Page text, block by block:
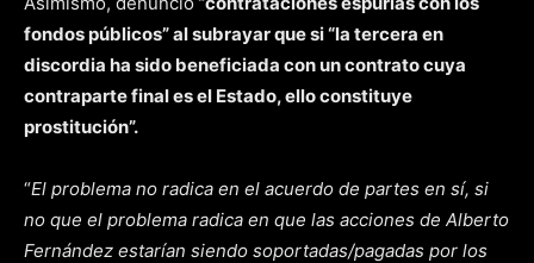
fondos públicos” al subrayar que si “la tercera en
discordia ha sido beneficiada con un contrato cuya
contraparte final es el Estado, ello constituye
prostitución”.
“El problema no radica en el acuerdo de partes en sí, si
no que el problema radica en que las acciones de Alberto
Fernández estarían siendo soportadas/pagadas por los